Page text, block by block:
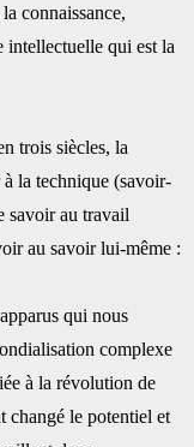
‎connaissance,
intellectuelle qui est la
trois siècles, la
la technique (savoir-
‎savoir au travail
au savoir lui-même :
qui nous
complexe
à la ‎révolution de
changé le potentiel et